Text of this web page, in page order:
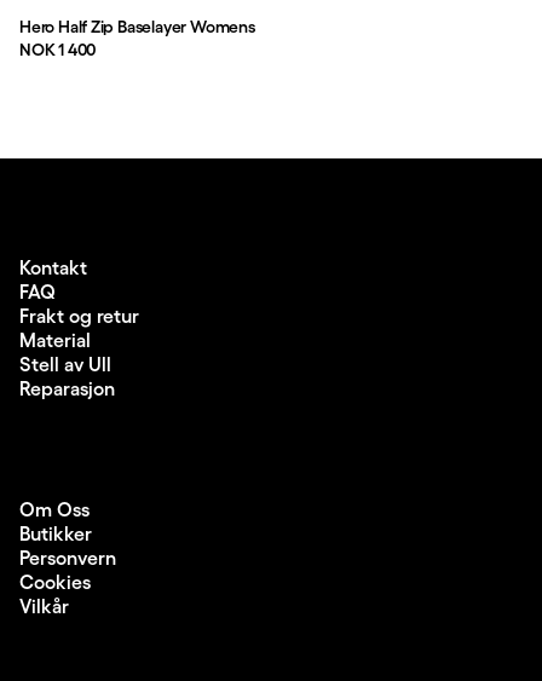
Hero Half Zip Baselayer Womens
Pris:
NOK 1 400
Kontakt
FAQ
Frakt og retur
Material
Stell av Ull
Reparasjon
Om Oss
Butikker
Personvern
Cookies
Vilkår